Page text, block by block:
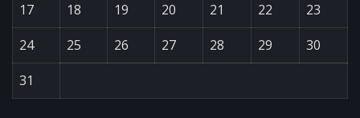
17
18 19 20 21 22
23
24
25 26 27 28 29
30
31